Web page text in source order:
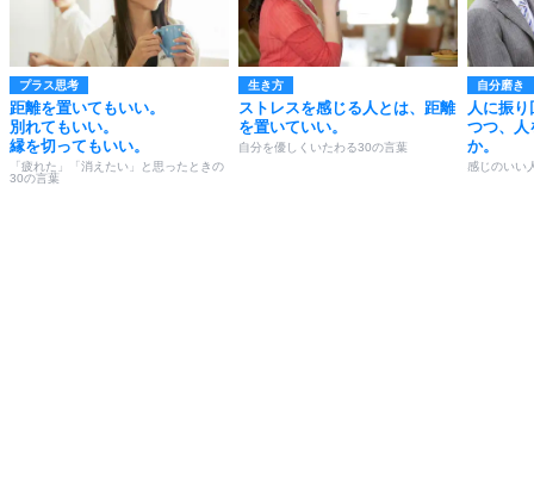
プラス思考
距離を置いてもいい。
別れてもいい。
縁を切ってもいい。
「疲れた」「消えたい」と思ったときの
30の言葉
生き方
ストレスを感じる人とは、距離
を置いていい。
自分を優しくいたわる30の言葉
自分磨き
人に振
つつ、人
か。
感じのいい